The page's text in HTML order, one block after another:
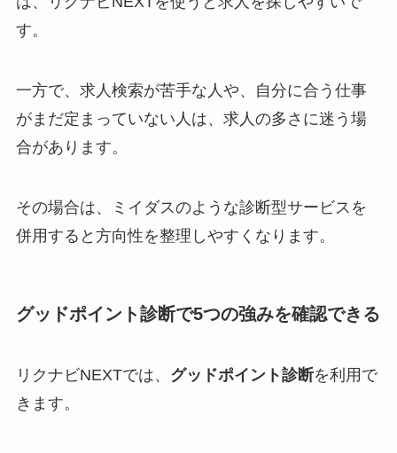
す。
一方で、求人検索が苦手な人や、自分に合う仕事
がまだ定まっていない人は、求人の多さに迷う場
合があります。
その場合は、ミイダスのような診断型サービスを
併用すると方向性を整理しやすくなります。
グッドポイント診断で5つの強みを確認できる
リクナビNEXTでは、 グッドポイント診断を利用で
きます。